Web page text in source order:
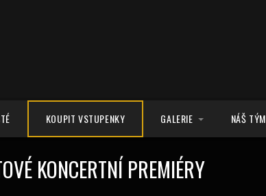
KOUPIT VSTUPENKY GALERIE
VIDEA
NÁŠ TÝM
KONCERTNÍ PREMIÉRY